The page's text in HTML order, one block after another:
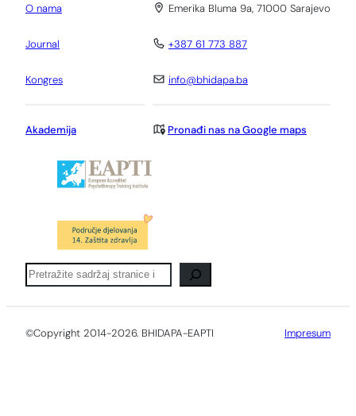
O nama
Journal
Kongres
Akademija
Emerika Bluma 9a, 71000 Sarajevo
+387 61 773 887
info@bhidapa.ba
Pronađi nas na Google maps
Pretraga
©Copyright 2014-2026. BHIDAPA-EAPTI Impresum